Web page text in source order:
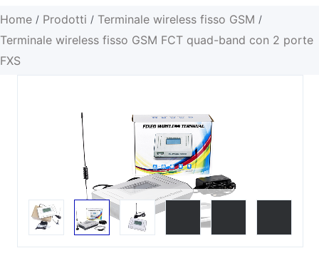
Home / Prodotti / Terminale wireless fisso GSM /
Terminale wireless fisso GSM FCT quad-band con 2 porte
FXS